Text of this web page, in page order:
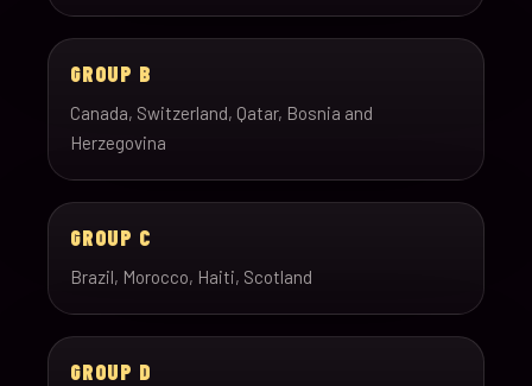
GROUP B
Canada, Switzerland, Qatar, Bosnia and
Herzegovina
GROUP C
Brazil, Morocco, Haiti, Scotland
GROUP D